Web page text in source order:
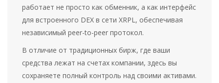
работает не просто как обменник, а как интерфейс
для встроенного DEX в сети XRPL, обеспечивая
независимый peer-to-peer протокол.
В отличие от традиционных бирж, где ваши
средства лежат на счетах компании, здесь вы
сохраняете полный контроль над своими активами.